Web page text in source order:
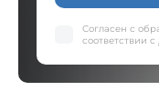
Согласен с
соответствии с